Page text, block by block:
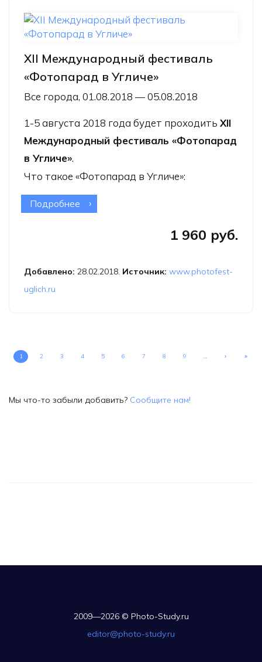
XII Международный фестиваль
«Фотопарад в Угличе»
Все города, 01.08.2018 — 05.08.2018
1-5 августа 2018 года будет проходить XII
Международный фестиваль «Фотопарад
в Угличе».
Что такое «Фотопарад в Угличе»:
Подробнее о XII Международный фестиваль
1 960 руб.
Добавлено: 28.02.2018. Источник: www.photofest-
uglich.ru
1 2 3 4 5 6 7 8 9 … › »
Мы что-то забыли добавить? Сообщите нам!
2009—2026 © Photo-Study.ru
editor@photo-study.ru